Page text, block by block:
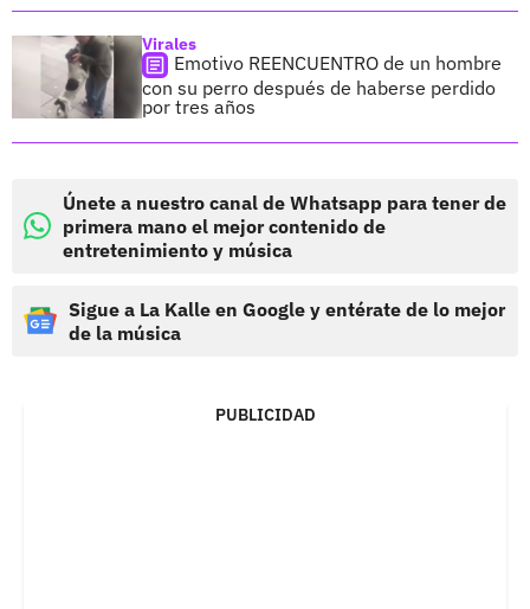
Virales
Emotivo REENCUENTRO de un hombre
con su perro después de haberse perdido
por tres años
Únete a nuestro canal de Whatsapp para tener de
primera mano el mejor contenido de
entretenimiento y música
Sigue a La Kalle en Google y entérate de lo mejor
de la música
PUBLICIDAD